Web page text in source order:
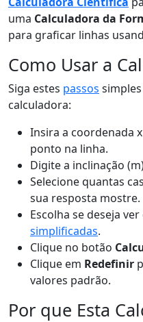
uma Calculadora da
para graficar linhas
Como Usar a
Siga estes passos
calculadora:
Insira a coordenada
ponto na linha.
Digite a inclinação
Selecione quantas
sua resposta mostre.
Escolha se deseja
simplificadas.
Clique no botão
Clique em Redefinir
valores padrão.
Por que Esta